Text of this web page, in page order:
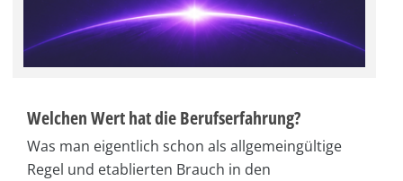
Welchen Wert hat die Berufserfahrung?
Was man eigentlich schon als allgemeingültige
Regel und etablierten Brauch in den